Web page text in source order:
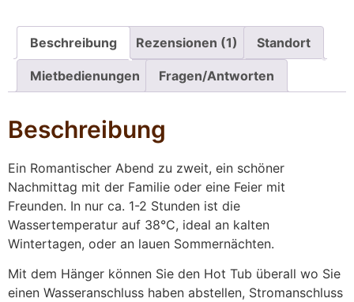
Beschreibung Rezensionen (1) Standort
Mietbedienungen Fragen/Antworten
Beschreibung
Ein Romantischer Abend zu zweit, ein schöner
Nachmittag mit der Familie oder eine Feier mit
Freunden. In nur ca. 1-2 Stunden ist die
Wassertemperatur auf 38°C, ideal an kalten
Wintertagen, oder an lauen Sommernächten.
Mit dem Hänger können Sie den Hot Tub überall wo Sie
einen Wasseranschluss haben abstellen, Stromanschluss